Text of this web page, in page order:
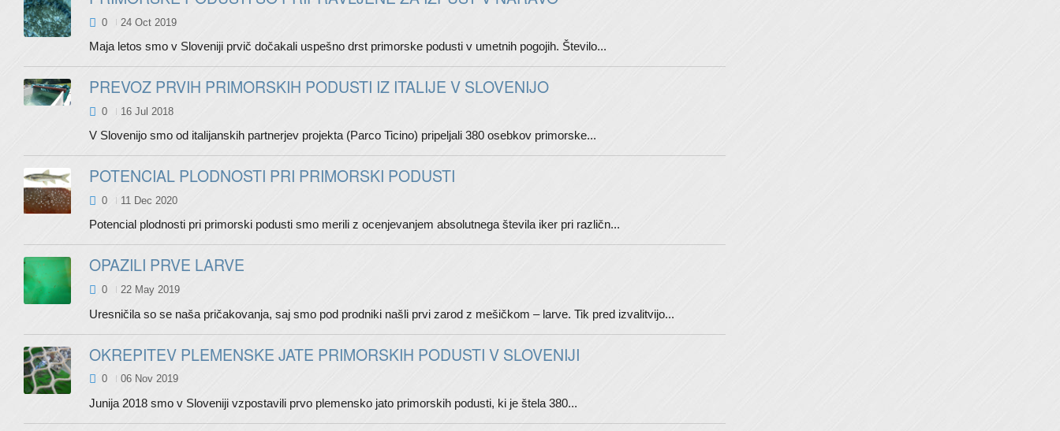
0 24 Oct 2019
Maja letos smo v Sloveniji prvič dočakali uspešno drst primorske podusti v umetnih pogojih. Število...
PREVOZ PRVIH PRIMORSKIH PODUSTI IZ ITALIJE V SLOVENIJO
0 16 Jul 2018
V Slovenijo smo od italijanskih partnerjev projekta (Parco Ticino) pripeljali 380 osebkov primorske...
POTENCIAL PLODNOSTI PRI PRIMORSKI PODUSTI
0 11 Dec 2020
Potencial plodnosti pri primorski podusti smo merili z ocenjevanjem absolutnega števila iker pri različn...
OPAZILI PRVE LARVE
0 22 May 2019
Uresničila so se naša pričakovanja, saj smo pod prodniki našli prvi zarod z mešičkom – larve. Tik pred izvalitvijo...
OKREPITEV PLEMENSKE JATE PRIMORSKIH PODUSTI V SLOVENIJI
0 06 Nov 2019
Junija 2018 smo v Sloveniji vzpostavili prvo plemensko jato primorskih podusti, ki je štela 380...